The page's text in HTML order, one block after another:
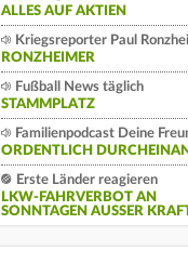
ALLES AUF AKTIEN
Kriegsreporter Paul
RONZHEIMER
Fußball News täglich
STAMMPLATZ
Familienpodcast Deine
ORDENTLICH
Erste Länder reagieren
LKW-FAHRVERBOT AN
SONNTAGEN AUSSER KRAFT